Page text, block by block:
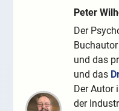
Peter
Der
und das
und das
Der Autor
der